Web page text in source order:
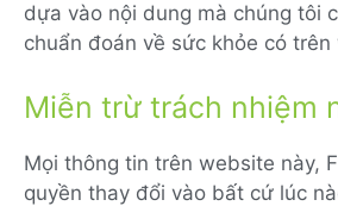
dựa vào nội dung mà chúng tôi
chuẩn đoán về sức khỏe có trên
Miễn trừ trách nhiệm
Mọi thông tin trên website này,
quyền thay đổi vào bất cứ lúc